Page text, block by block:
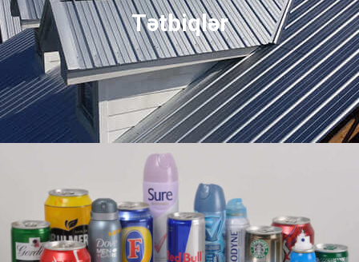
Tətbiqlər